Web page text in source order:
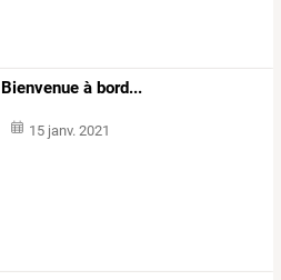
Bienvenue à bord...
15 janv. 2021